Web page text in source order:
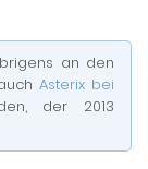
an den
Asterix bei
der 2013